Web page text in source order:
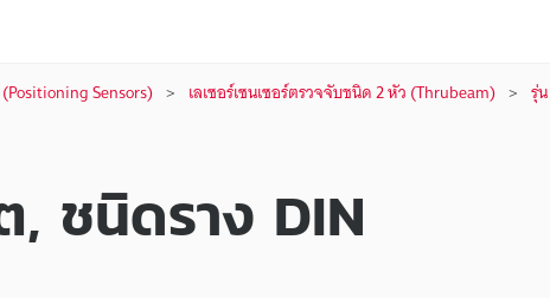
Sensors) เลเซอร์เซนเซอร์ตรวจจับชนิด 2 หัว (Thrubeam) รุ่น
ชนิดราง DIN